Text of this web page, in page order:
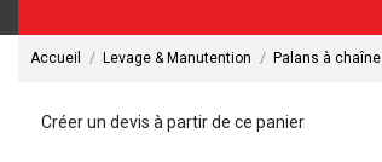
Accueil Levage & Manutention Palans à chaîne
Créer un devis à partir de ce panier